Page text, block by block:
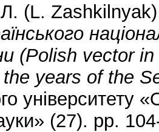
(L. Zashkilnyak)
(Polish vector
years of the
університету
(27). pp.